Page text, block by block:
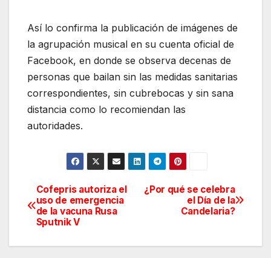
Así lo confirma la publicación de imágenes de
la agrupación musical en su cuenta oficial de
Facebook, en donde se observa decenas de
personas que bailan sin las medidas sanitarias
correspondientes, sin cubrebocas y sin sana
distancia como lo recomiendan las
autoridades.
Navegación
de
entradas
¿Por qué se celebra
el Día de la
Candelaria?
Cofepris autoriza el
uso de emergencia
de la vacuna Rusa
Sputnik V